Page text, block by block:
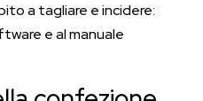
a tagliare e incidere:
e al manuale